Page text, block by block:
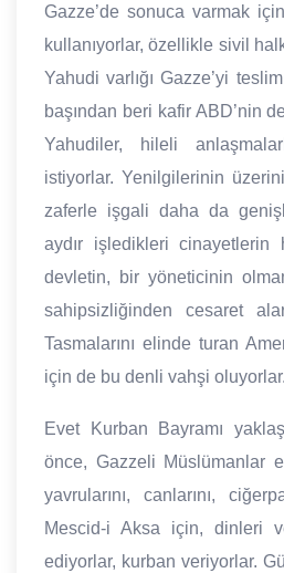
Gazze’de sonuca varmak
kullanıyorlar, özellikle sivil
Yahudi varlığı Gazze’yi
başından beri kafir ABD’nin
Yahudiler, hileli
istiyorlar. Yenilgilerinin
zaferle işgali daha da
aydır işledikleri cinayetlerin
devletin, bir yöneticinin
sahipsizliğinden cesaret
Tasmalarını elinde turan
için de bu denli vahşi oluyorlar.
Evet Kurban Bayramı
önce, Gazzeli Müslümanlar
yavrularını, canlarını,
Mescid-i Aksa için, dinleri
ediyorlar, kurban veriyorlar.